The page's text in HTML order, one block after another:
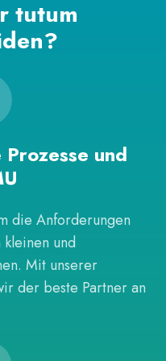
tutum
und
die Anforderungen
und
Mit unserer
der beste Partner an